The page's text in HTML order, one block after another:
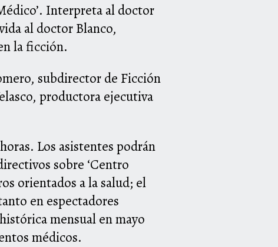
Interpreta al doctor
al doctor Blanco,
la ficción.
subdirector de Ficción
productora ejecutiva
Los asistentes podrán
sobre ‘Centro
orientados a la salud; el
en espectadores
mensual en mayo
médicos.